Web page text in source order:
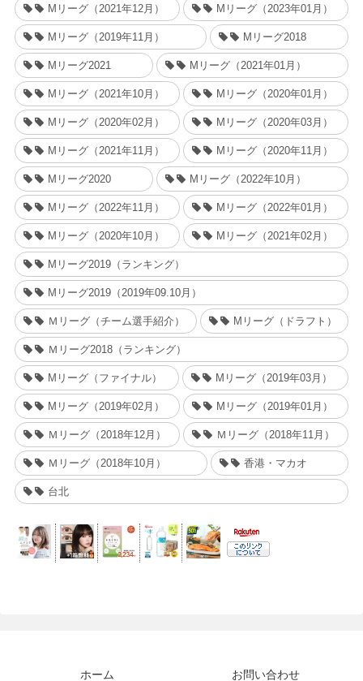
Mリーグ（2021年12月） Mリーグ（2023年01月）
Mリーグ（2019年11月） Mリーグ2018
Mリーグ2021 Mリーグ（2021年01月）
Mリーグ（2021年10月） Mリーグ（2020年01月）
Mリーグ（2020年02月） Mリーグ（2020年03月）
Mリーグ（2021年11月） Mリーグ（2020年11月）
Mリーグ2020 Mリーグ（2022年10月）
Mリーグ（2022年11月） Mリーグ（2022年01月）
Mリーグ（2020年10月） Mリーグ（2021年02月）
Mリーグ2019（ランキング）
Mリーグ2019（2019年09.10月）
Ｍリーグ（チーム選手紹介） Mリーグ（ドラフト）
Ｍリーグ2018（ランキング）
Mリーグ（ファイナル） Mリーグ（2019年03月）
Mリーグ（2019年02月） Mリーグ（2019年01月）
Ｍリーグ（2018年12月） Ｍリーグ（2018年11月）
Ｍリーグ（2018年10月） 香港・マカオ
台北
ホーム お問い合わせ